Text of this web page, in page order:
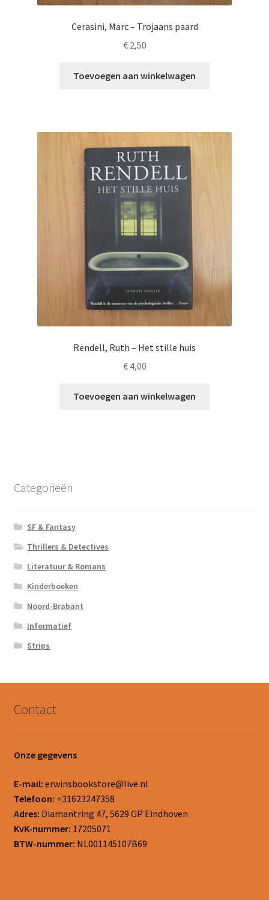
Cerasini, Marc – Trojaans paard
€2,50
Toevoegen aan winkelwagen
Rendell, Ruth – Het stille huis
€4,00
Toevoegen aan winkelwagen
Categorieën
SF & Fantasy
Thrillers & Detectives
Literatuur & Romans
Kinderboeken
Noord-Brabant
Informatief
Strips
Contact
Onze gegevens
E-mail: erwinsbookstore@live.nl
Telefoon: +31623247358
Adres: Diamantring 47, 5629 GP Eindhoven
KvK-nummer: 17205071
BTW-nummer: NL001145107B69